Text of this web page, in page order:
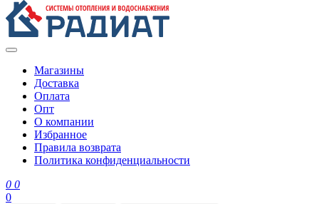
Магазины
Доставка
Оплата
Опт
О компании
Избранное
Правила возврата
Политика конфиденциальности
0 0
0